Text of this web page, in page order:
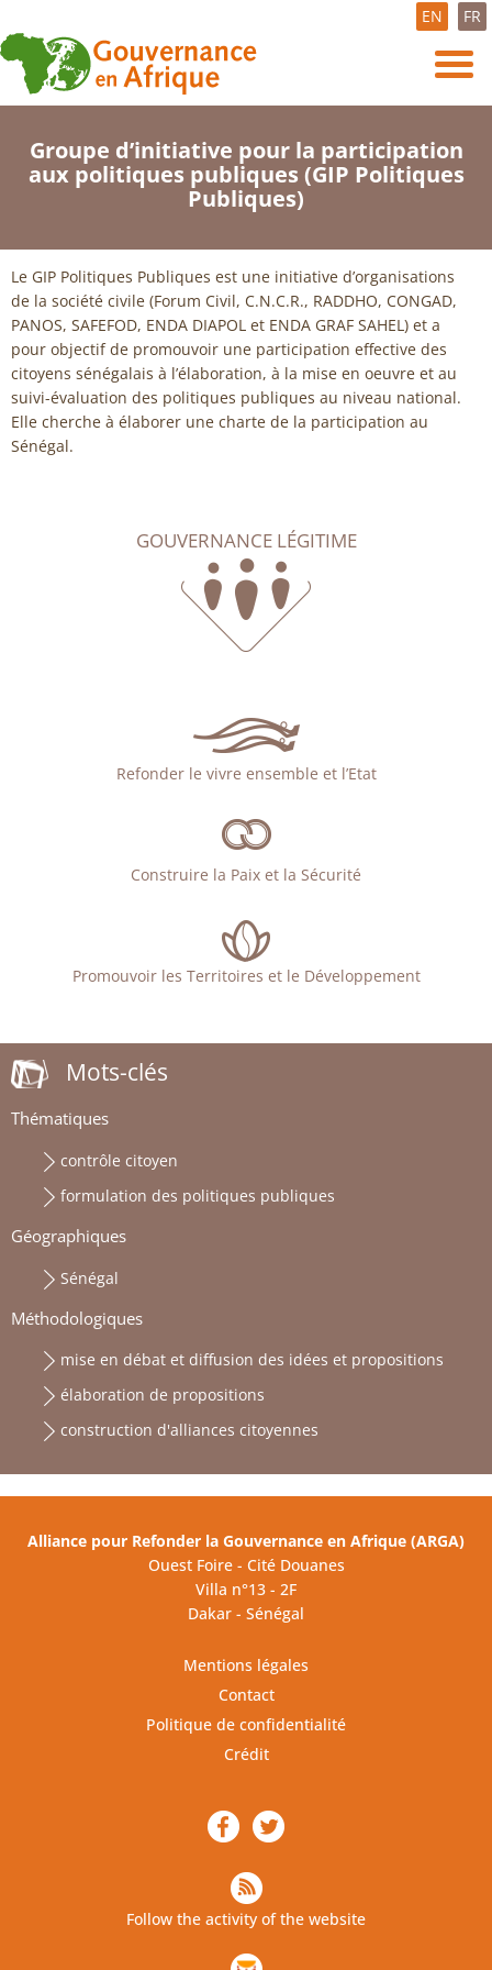
EN FR
Groupe d’initiative pour la participation
aux politiques publiques (GIP Politiques
Publiques)
Le GIP Politiques Publiques est une initiative d’organisations
de la société civile (Forum Civil, C.N.C.R., RADDHO, CONGAD,
PANOS, SAFEFOD, ENDA DIAPOL et ENDA GRAF SAHEL) et a
pour objectif de promouvoir une participation effective des
citoyens sénégalais à l’élaboration, à la mise en oeuvre et au
suivi-évaluation des politiques publiques au niveau national.
Elle cherche à élaborer une charte de la participation au
Sénégal.
GOUVERNANCE LÉGITIME
Refonder le vivre ensemble et l’Etat
Construire la Paix et la Sécurité
Promouvoir les Territoires et le Développement
Mots-clés
Thématiques
contrôle citoyen
formulation des politiques publiques
Géographiques
Sénégal
Méthodologiques
mise en débat et diffusion des idées et propositions
élaboration de propositions
construction d'alliances citoyennes
Alliance pour Refonder la Gouvernance en Afrique (ARGA)
Ouest Foire - Cité Douanes
Villa n°13 - 2F
Dakar - Sénégal
Mentions légales
Contact
Politique de confidentialité
Crédit
Follow the activity of the website